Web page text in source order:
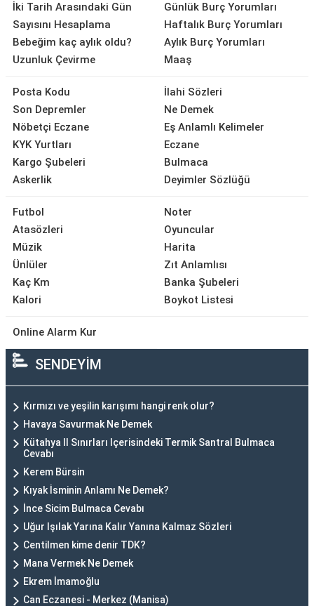
İki Tarih Arasındaki Gün
Sayısını Hesaplama
Bebeğim kaç aylık oldu?
Uzunluk Çevirme
Günlük Burç Yorumları
Haftalık Burç Yorumları
Aylık Burç Yorumları
Maaş
Posta Kodu
Son Depremler
Nöbetçi Eczane
KYK Yurtları
Kargo Şubeleri
Askerlik
İlahi Sözleri
Ne Demek
Eş Anlamlı Kelimeler
Eczane
Bulmaca
Deyimler Sözlüğü
Futbol
Atasözleri
Müzik
Ünlüler
Kaç Km
Kalori
Noter
Oyuncular
Harita
Zıt Anlamlısı
Banka Şubeleri
Boykot Listesi
Online Alarm Kur
SENDEYİM
Kırmızı ve yeşilin karışımı hangi renk olur?
Havaya Savurmak Ne Demek
Kütahya Il Sınırları Içerisindeki Termik Santral Bulmaca
Cevabı
Kerem Bürsin
Kıyak İsminin Anlamı Ne Demek?
İnce Sicim Bulmaca Cevabı
Uğur Işılak Yarına Kalır Yanına Kalmaz Sözleri
Centilmen kime denir TDK?
Mana Vermek Ne Demek
Ekrem İmamoğlu
Can Eczanesi - Merkez (Manisa)